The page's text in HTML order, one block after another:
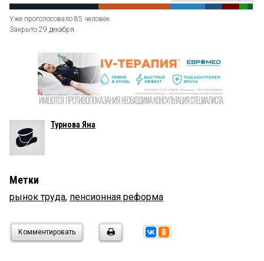
Уже проголосовало 85 человек
Закрыто 29 декабря.
Турнова Яна
Метки
рынок труда, пенсионная реформа
Комментировать